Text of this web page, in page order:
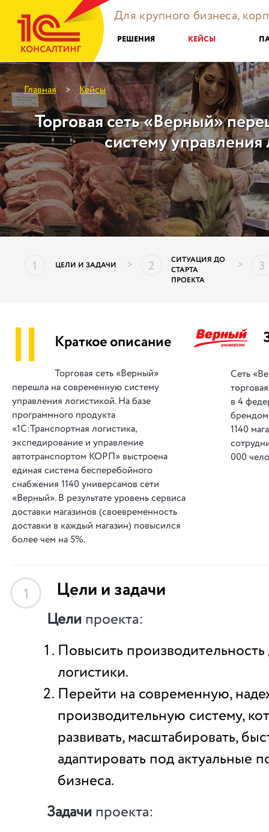
Для крупного бизнеса,
РЕШЕНИЯ КЕЙСЫ
Главная > Кейсы
Торговая сеть «Верный»
систему управления
1 ЦЕЛИ И ЗАДАЧИ > 2
СИТУАЦИЯ ДО
СТАРТА
ПРОЕКТА
> 3
|| Краткое описание
Торговая сеть «Верный»
перешла на современную систему
управления логистикой. На базе
программного продукта
«1С:Транспортная логистика,
экспедирование и управление
автотранспортом КОРП» выстроена
единая система бесперебойного
снабжения 1140 универсамов сети
«Верный». В результате уровень сервиса
доставки магазинов (своевременность
доставки в каждый магазин) повысился
более чем на 5%.
Сеть
в 4
1140
000
1 Цели и задачи
Цели проекта:
Повысить производительность
логистики.
Перейти на современную,
производительную систему,
развивать, масштабировать,
адаптировать под актуальные
бизнеса.
Задачи проекта: